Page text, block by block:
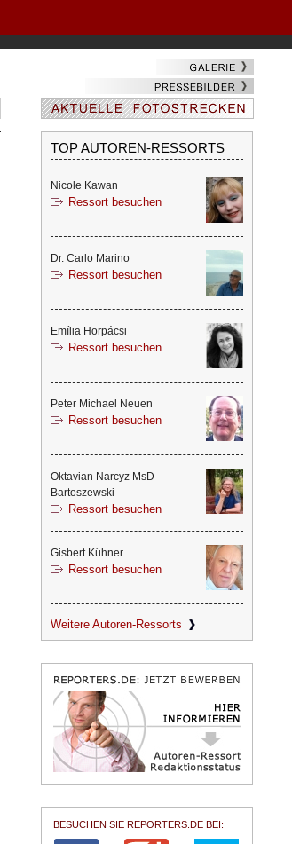
TOP AUTOREN-RESSORTS
Nicole Kawan
Ressort besuchen
Dr. Carlo Marino
Ressort besuchen
Emília Horpácsi
Ressort besuchen
Peter Michael Neuen
Ressort besuchen
Oktavian Narcyz MsD
Bartoszewski
Ressort besuchen
Gisbert Kühner
Ressort besuchen
Weitere Autoren-Ressorts
BESUCHEN SIE REPORTERS.DE BEI: